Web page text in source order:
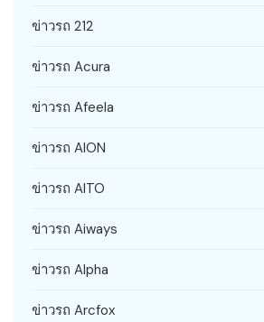
ข่าวรถ 212
ข่าวรถ Acura
ข่าวรถ Afeela
ข่าวรถ AION
ข่าวรถ AITO
ข่าวรถ Aiways
ข่าวรถ Alpha
ข่าวรถ Arcfox